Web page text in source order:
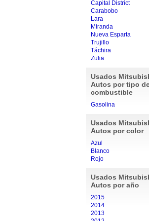
Capital District
Carabobo
Lara
Miranda
Nueva Esparta
Trujillo
Táchira
Zulia
Usados
Autos por tipo
combustible
Gasolina
Usados
Autos por color
Azul
Blanco
Rojo
Usados
Autos por año
2015
2014
2013